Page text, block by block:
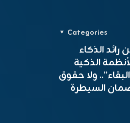
Categories
الذكاء
الذكية
ولا حقوق
السيطرة